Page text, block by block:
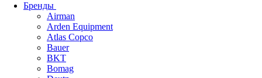
Бренды
Airman
Arden Equipment
Atlas Сopco
Bauer
BKT
Bomag